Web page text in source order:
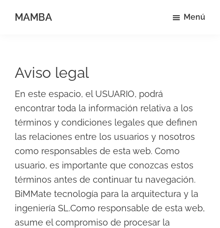
MAMBA Menú
Aviso legal
En este espacio, el USUARIO, podrá
encontrar toda la información relativa a los
términos y condiciones legales que definen
las relaciones entre los usuarios y nosotros
como responsables de esta web. Como
usuario, es importante que conozcas estos
términos antes de continuar tu navegación.
BiMMate tecnología para la arquitectura y la
ingeniería SL.Como responsable de esta web,
asume el compromiso de procesar la